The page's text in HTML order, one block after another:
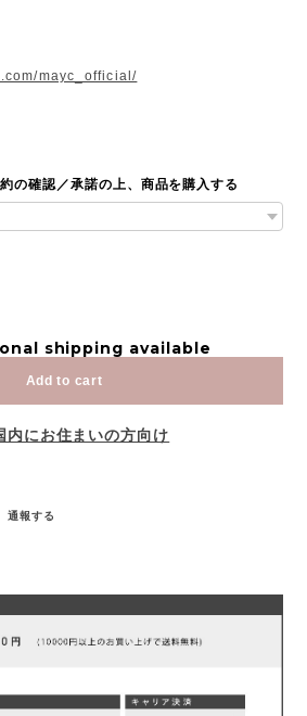
mayc_official/
の確認／承諾の上、商品を購入する
shipping available
Add to cart
内にお住まいの方向け
通報する